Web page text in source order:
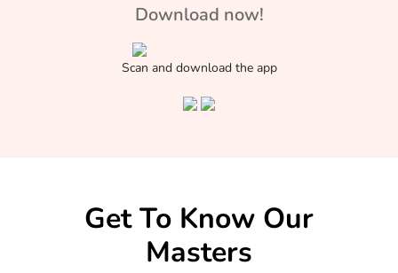
Download now!
Scan and download the app
Get To Know Our
Masters